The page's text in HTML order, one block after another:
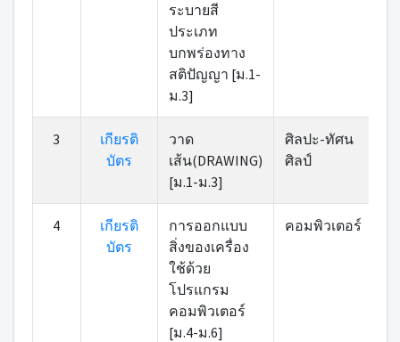
ระบายสี
ประเภท
บกพร่องทาง
สติปัญญา [ม.1-
ม.3]
3
เกียรติ
บัตร
วาด
เส้น(DRAWING)
[ม.1-ม.3]
ศิลปะ-ทัศน
ศิลป์
4
เกียรติ
บัตร
การออกแบบ
สิ่งของเครื่อง
ใช้ด้วย
โปรแกรม
คอมพิวเตอร์
[ม.4-ม.6]
คอมพิวเตอร์